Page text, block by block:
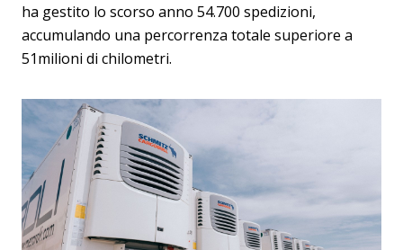
ha gestito lo scorso anno 54.700 spedizioni,
accumulando una percorrenza totale superiore a
51milioni di chilometri.